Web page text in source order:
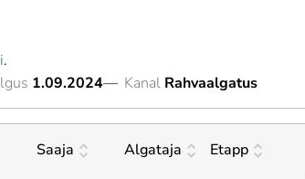
.
1.09.2024— Kanal Rahvaalgatus
Saaja Algataja Etapp